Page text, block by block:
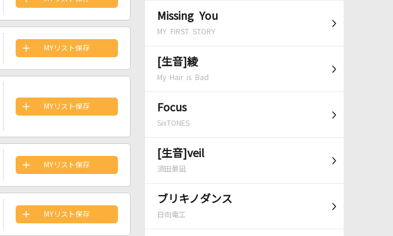
Missing You
MY FIRST STORY
[生音]綾
My Hair is Bad
Focus
SixTONES
[生音]veil
須田景凪
ブリキノダンス
日向電工
MYリスト保存
MYリスト保存
MYリスト保存
MYリスト保存